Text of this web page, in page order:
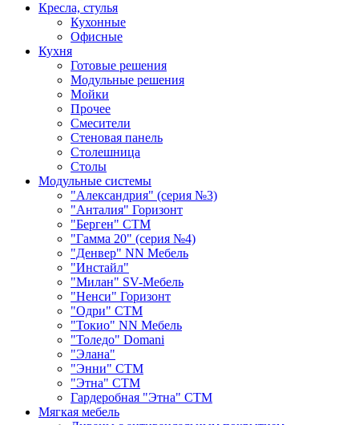
Кресла, стулья
Кухонные
Офисные
Кухня
Готовые решения
Модульные решения
Мойки
Прочее
Смесители
Стеновая панель
Столешница
Столы
Модульные системы
"Александрия" (серия №3)
"Анталия" Горизонт
"Берген" СТМ
"Гамма 20" (серия №4)
"Денвер" NN Мебель
"Инстайл"
"Милан" SV-Мебель
"Ненси" Горизонт
"Одри" СТМ
"Токио" NN Мебель
"Толедо" Domani
"Элана"
"Энни" СТМ
"Этна" СТМ
Гардеробная "Этна" СТМ
Мягкая мебель